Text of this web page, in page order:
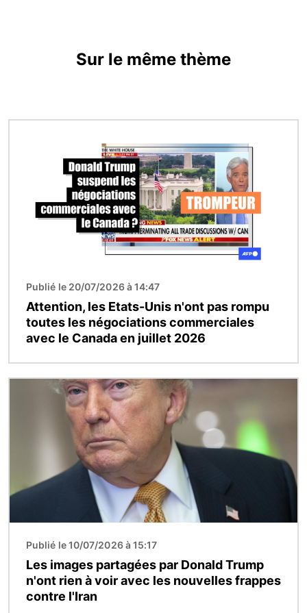
Sur le même thème
Publié le 20/07/2026 à 14:47
Attention, les Etats-Unis n'ont pas rompu
toutes les négociations commerciales
avec le Canada en juillet 2026
Publié le 10/07/2026 à 15:17
Les images partagées par Donald Trump
n'ont rien à voir avec les nouvelles frappes
contre l'Iran